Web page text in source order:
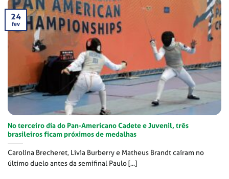
No terceiro dia do Pan-Americano Cadete e Juvenil, três
brasileiros ficam próximos de medalhas
Carolina Brecheret, Livia Burberry e Matheus Brandt caíram no
último duelo antes da semifinal Paulo [...]
24
fev